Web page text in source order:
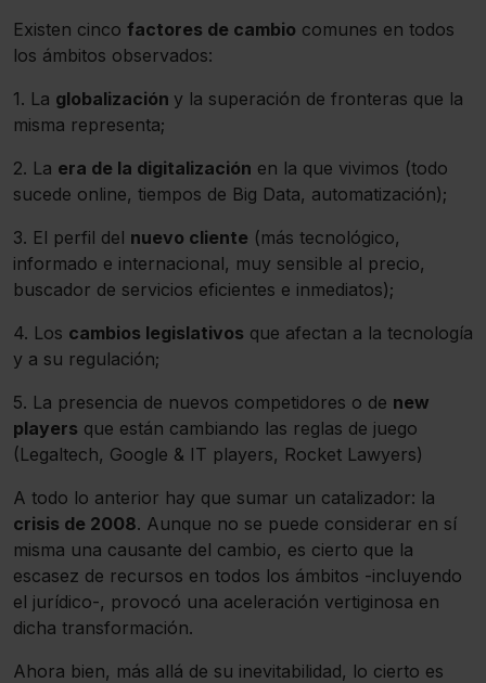
Existen cinco factores de cambio comunes en todos
los ámbitos observados:
1. La globalización y la superación de fronteras que la
misma representa;
2. La era de la digitalización en la que vivimos (todo
sucede online, tiempos de Big Data, automatización);
3. El perfil del nuevo cliente (más tecnológico,
informado e internacional, muy sensible al precio,
buscador de servicios eficientes e inmediatos);
4. Los cambios legislativos que afectan a la tecnología
y a su regulación;
5. La presencia de nuevos competidores o de new
players que están cambiando las reglas de juego
(Legaltech, Google & IT players, Rocket Lawyers)
A todo lo anterior hay que sumar un catalizador: la
crisis de 2008. Aunque no se puede considerar en sí
misma una causante del cambio, es cierto que la
escasez de recursos en todos los ámbitos -incluyendo
el jurídico-, provocó una aceleración vertiginosa en
dicha transformación.
Ahora bien, más allá de su inevitabilidad, lo cierto es